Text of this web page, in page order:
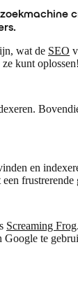
wat de SEO
kunt oplossen!
en
Screaming Frog
te